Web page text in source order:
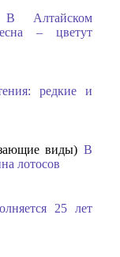
В Алтайском
– цветут
редкие и
виды) В
лотосов
25 лет